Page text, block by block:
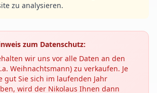
zu analysieren.
zum Datenschutz:
wir uns vor alle Daten an den
Weihnachtsmann) zu verkaufen. Je
gut Sie sich im laufenden Jahr
wird der Nikolaus Ihnen dann